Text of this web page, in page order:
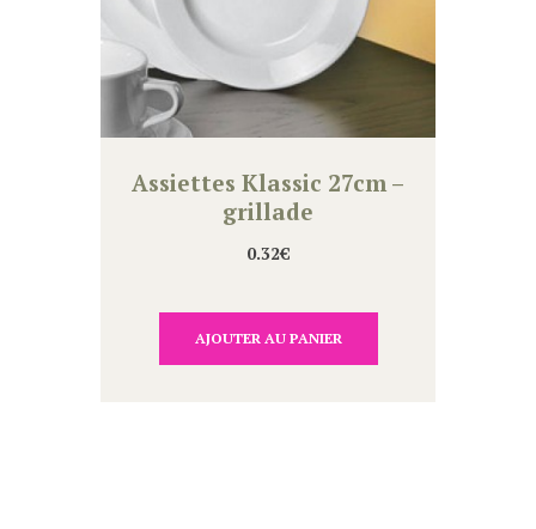
Assiettes Klassic 27cm –
grillade
0.32€
AJOUTER AU PANIER